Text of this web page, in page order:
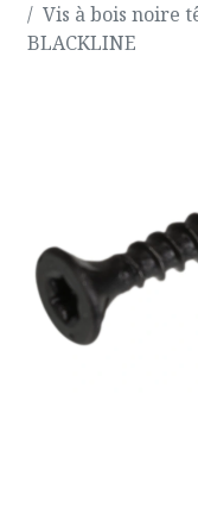
Vis à bois noire
BLACKLINE